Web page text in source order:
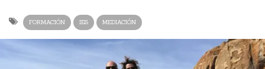
FORMACIÓN IES MEDIACIÓN